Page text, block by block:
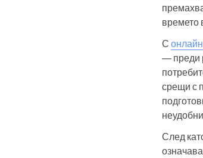
времето
С
— преди
срещи с
След
означава